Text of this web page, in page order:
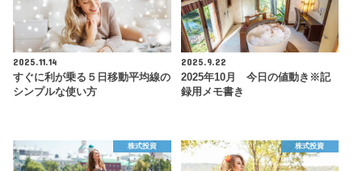
2025.11.14
すぐに利が乗る５日移動平均線の
シンプルな使い方
2025.9.22
2025年10月 今日の値動き※記
録用メモ書き
株式投資 株式投資